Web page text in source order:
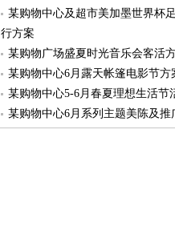
某购物中心及超市美加墨世界杯
行方案
某购物广场盛夏时光音乐会客活
某购物中心6月露天帐篷电影节方
某购物中心5-6月春夏理想生活节
某购物中心6月系列主题美陈及推